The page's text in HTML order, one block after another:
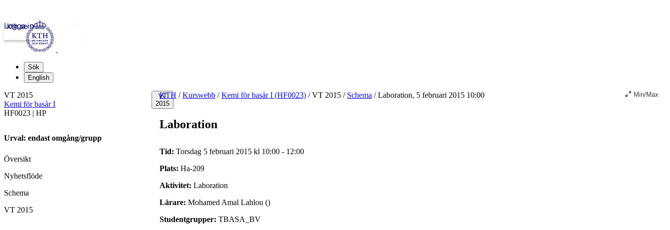
kth.se
Logga in
Sök
English
VT
2015
KTH / Kurswebb / Kemi för basår I (HF0023) /VT 2015 / Schema /Laboration, 5 februari 2015 10:00 Min/Max
Laboration
Tid: Torsdag 5 februari 2015 kl 10:00 - 12:00
Plats: Ha-209
Aktivitet: Laboration
Lärare: Mohamed Amal Lahlou ()
Studentgrupper: TBASA_BV
VT 2015
Kemi för basår I
HF0023 | HP
Urval: endast omgång/grupp
Översikt
Nyhetsflöde
Schema
VT 2015